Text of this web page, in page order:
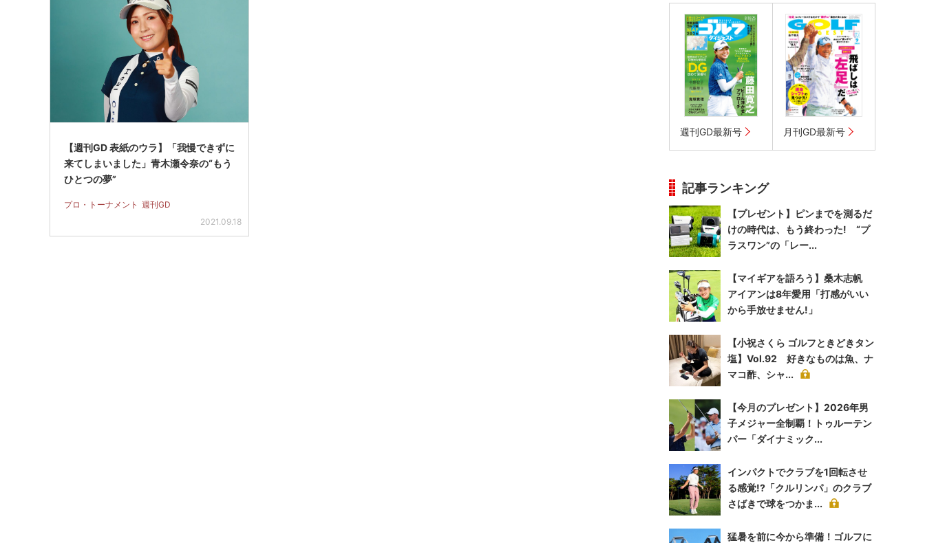
【週刊GD 表紙のウラ】「我慢できずに
来てしまいました」青木瀬令奈の“もう
ひとつの夢”
プロ・トーナメント 週刊GD
2021.09.18
週刊GD最新号 月刊GD最新号
記事ランキング
【プレゼント】ピンまでを測るだ
けの時代は、もう終わった! “プ
ラスワン”の「レー...
【マイギアを語ろう】桑木志帆
アイアンは8年愛用「打感がいい
から手放せません!」
【小祝さくら ゴルフときどきタン
塩】Vol.92 好きなものは魚、ナ
マコ酢、シャ...
【今月のプレゼント】2026年男
子メジャー全制覇！トゥルーテン
パー「ダイナミック...
インパクトでクラブを1回転させ
る感覚!?「クルリンパ」のクラブ
さばきで球をつかま...
猛暑を前に今から準備！ゴルフに